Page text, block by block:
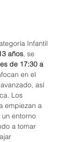
Infantil
años, se
de 17:30 a
en el
así
Los
empiezan a
entorno
a tomar